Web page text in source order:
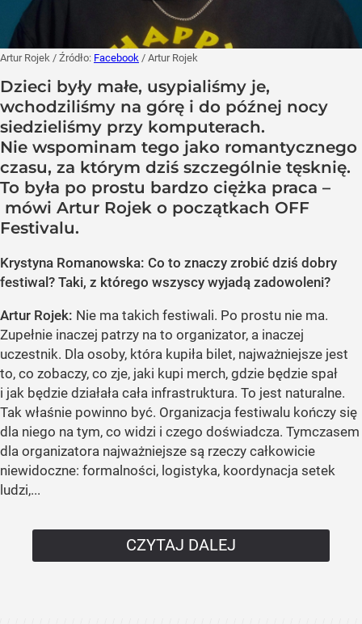
Artur Rojek / Źródło: Facebook / Artur Rojek
Dzieci były małe, usypialiśmy je,
wchodziliśmy na górę i do późnej nocy
siedzieliśmy przy komputerach.
Nie wspominam tego jako romantycznego
czasu, za którym dziś szczególnie tęsknię.
To była po prostu bardzo ciężka praca –
mówi Artur Rojek o początkach OFF
Festivalu.
Krystyna Romanowska: Co to znaczy zrobić dziś dobry
festiwal? Taki, z którego wszyscy wyjadą zadowoleni?
Artur Rojek: Nie ma takich festiwali. Po prostu nie ma.
Zupełnie inaczej patrzy na to organizator, a inaczej
uczestnik. Dla osoby, która kupiła bilet, najważniejsze jest
to, co zobaczy, co zje, jaki kupi merch, gdzie będzie spał
i jak będzie działała cała infrastruktura. To jest naturalne.
Tak właśnie powinno być. Organizacja festiwalu kończy się
dla niego na tym, co widzi i czego doświadcza. Tymczasem
dla organizatora najważniejsze są rzeczy całkowicie
niewidoczne: formalności, logistyka, koordynacja setek
ludzi,...
CZYTAJ DALEJ